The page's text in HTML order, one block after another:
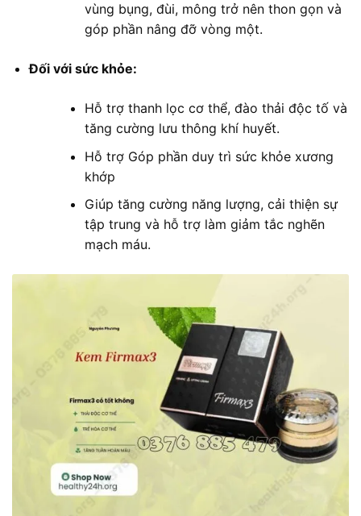
vùng bụng, đùi, mông trở nên thon gọn và
góp phần nâng đỡ vòng một.
Đối với sức khỏe:
Hỗ trợ thanh lọc cơ thể, đào thải độc tố và
tăng cường lưu thông khí huyết.
Hỗ trợ Góp phần duy trì sức khỏe xương
khớp
Giúp tăng cường năng lượng, cải thiện sự
tập trung và hỗ trợ làm giảm tắc nghẽn
mạch máu.